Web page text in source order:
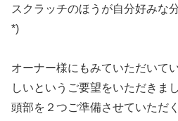
スクラッチのほうが自分好みな
*)
オーナー様にもみていただいて
しいというご要望をいただきま
頭部を２つご準備させていただ